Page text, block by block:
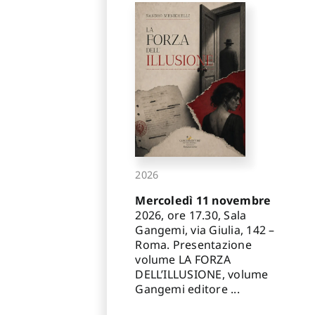
2026
Mercoledì 11 novembre
2026, ore 17.30, Sala
Gangemi, via Giulia, 142 –
Roma. Presentazione
volume LA FORZA
DELL’ILLUSIONE, volume
Gangemi editore ...